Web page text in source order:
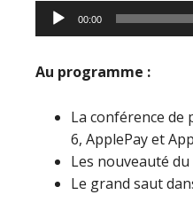
Lecteur
audio
00:00
Au programme :
La conférence de
6, ApplePay et
Les nouveauté
Le grand saut